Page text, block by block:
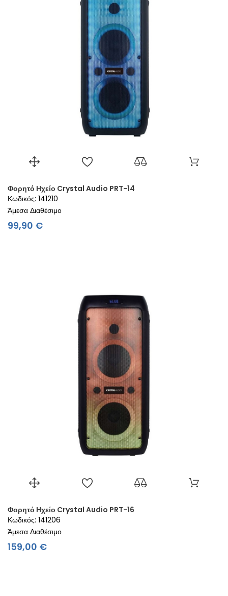
Φορητό Ηχείο Crystal Audio PRT-14
Κωδικός: 141210
Άμεσα Διαθέσιμο
99,90 €Τιμή
Φορητό Ηχείο Crystal Audio PRT-16
Κωδικός: 141206
Άμεσα Διαθέσιμο
159,00 €Τιμή